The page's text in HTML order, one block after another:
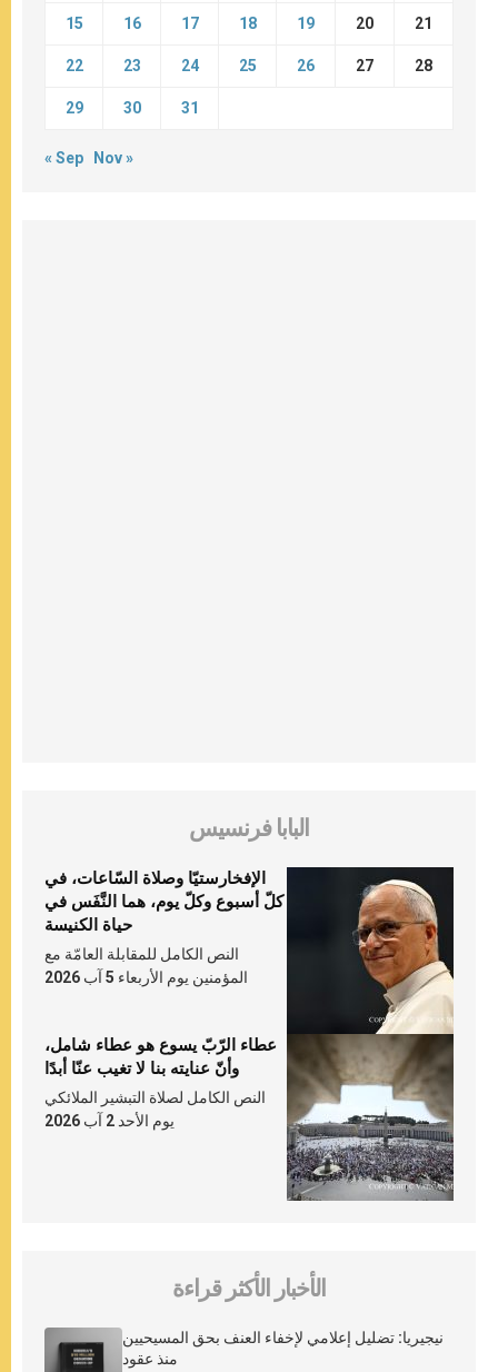
15 16 17 18 19 20 21
22 23 24 25 26 27 28
29 30 31
« Sep Nov »
البابا فرنسيس
الإفخارستيّا وصلاة السّاعات، في
كلّ أسبوع وكلّ يوم، هما النَّفَس في
حياة الكنيسة
النص الكامل للمقابلة العامّة مع
المؤمنين يوم الأربعاء 5 آب 2026
عطاء الرّبّ يسوع هو عطاء شامل،
وأنّ عنايته بنا لا تغيب عنّا أبدًا
النص الكامل لصلاة التبشير الملائكي
يوم الأحد 2 آب 2026
الأخبار الأكثر قراءة
نيجيريا: تضليل إعلامي لإخفاء العنف بحق المسيحيين
منذ عقود